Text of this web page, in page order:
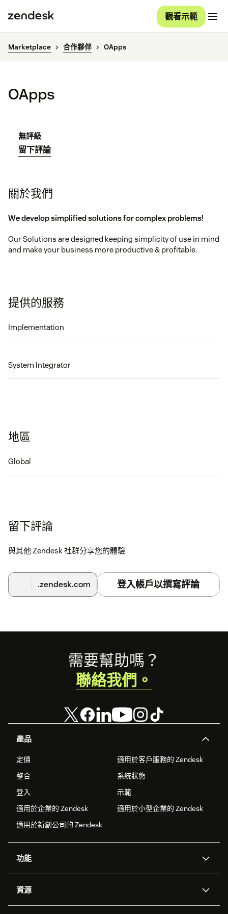
觀看示範
Marketplace 合作夥伴 OApps
OApps
無評級
留下評論
關於我們
We develop simplified solutions for complex problems!
Our Solutions are designed keeping simplicity of use in mind
and make your business more productive & profitable.
提供的服務
Implementation
System Integrator
地區
Global
留下評論
與其他 Zendesk 社群分享您的體驗
.zendesk.com 登入帳戶以撰寫評論
產品
定價
適用於客戶服務的 Zendesk
整合
系統狀態
登入
示範
適用於企業的 Zendesk
適用於小型企業的 Zendesk
適用於新創公司的 Zendesk
功能
Zendesk 人工智慧
資源
需要幫助嗎？
聯絡我們。